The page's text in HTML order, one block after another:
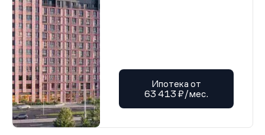
Ипотека от
63 413 ₽/мес.